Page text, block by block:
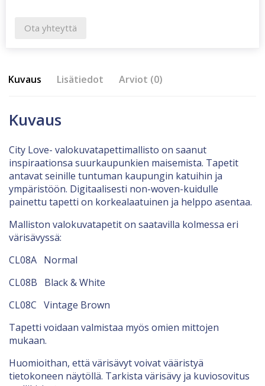
Ota yhteyttä
Kuvaus Lisätiedot Arviot (0)
Kuvaus
City Love- valokuvatapettimallisto on saanut
inspiraationsa suurkaupunkien maisemista. Tapetit
antavat seinille tuntuman kaupungin katuihin ja
ympäristöön. Digitaalisesti non-woven-kuidulle
painettu tapetti on korkealaatuinen ja helppo asentaa.
Malliston valokuvatapetit on saatavilla kolmessa eri
värisävyssä:
CL08A Normal
CL08B Black & White
CL08C Vintage Brown
Tapetti voidaan valmistaa myös omien mittojen
mukaan.
Huomioithan, että värisävyt voivat vääristyä
tietokoneen näytöllä. Tarkista värisävy ja kuviosovitus